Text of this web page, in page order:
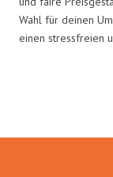
Wahl für deinen
einen stressfreien